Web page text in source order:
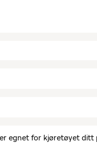
egnet for kjøretøyet ditt